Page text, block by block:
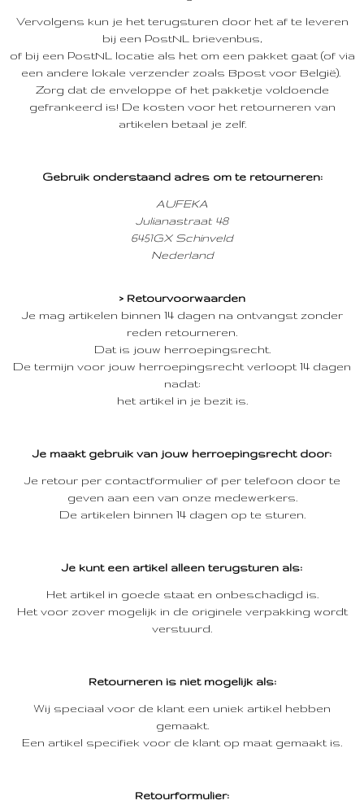
Vervolgens kun je het terugsturen door het af te leveren
bij een PostNL brievenbus,
of bij een PostNL locatie als het om een pakket gaat (of via
een andere lokale verzender zoals Bpost voor België).
Zorg dat de enveloppe of het pakketje voldoende
gefrankeerd is! De kosten voor het retourneren van
artikelen betaal je zelf.
Gebruik onderstaand adres om te retourneren:
AUFEKA
Julianastraat 48
6451GX Schinveld
Nederland
> Retourvoorwaarden
Je mag artikelen binnen 14 dagen na ontvangst zonder
reden retourneren.
Dat is jouw herroepingsrecht.
De termijn voor jouw herroepingsrecht verloopt 14 dagen
nadat:
het artikel in je bezit is.
Je maakt gebruik van jouw herroepingsrecht door:
Je retour per contactformulier of per telefoon door te
geven aan een van onze medewerkers.
De artikelen binnen 14 dagen op te sturen.
Je kunt een artikel alleen terugsturen als:
Het artikel in goede staat en onbeschadigd is.
Het voor zover mogelijk in de originele verpakking wordt
verstuurd.
Retourneren is niet mogelijk als:
Wij speciaal voor de klant een uniek artikel hebben
gemaakt.
Een artikel specifiek voor de klant op maat gemaakt is.
Retourformulier: